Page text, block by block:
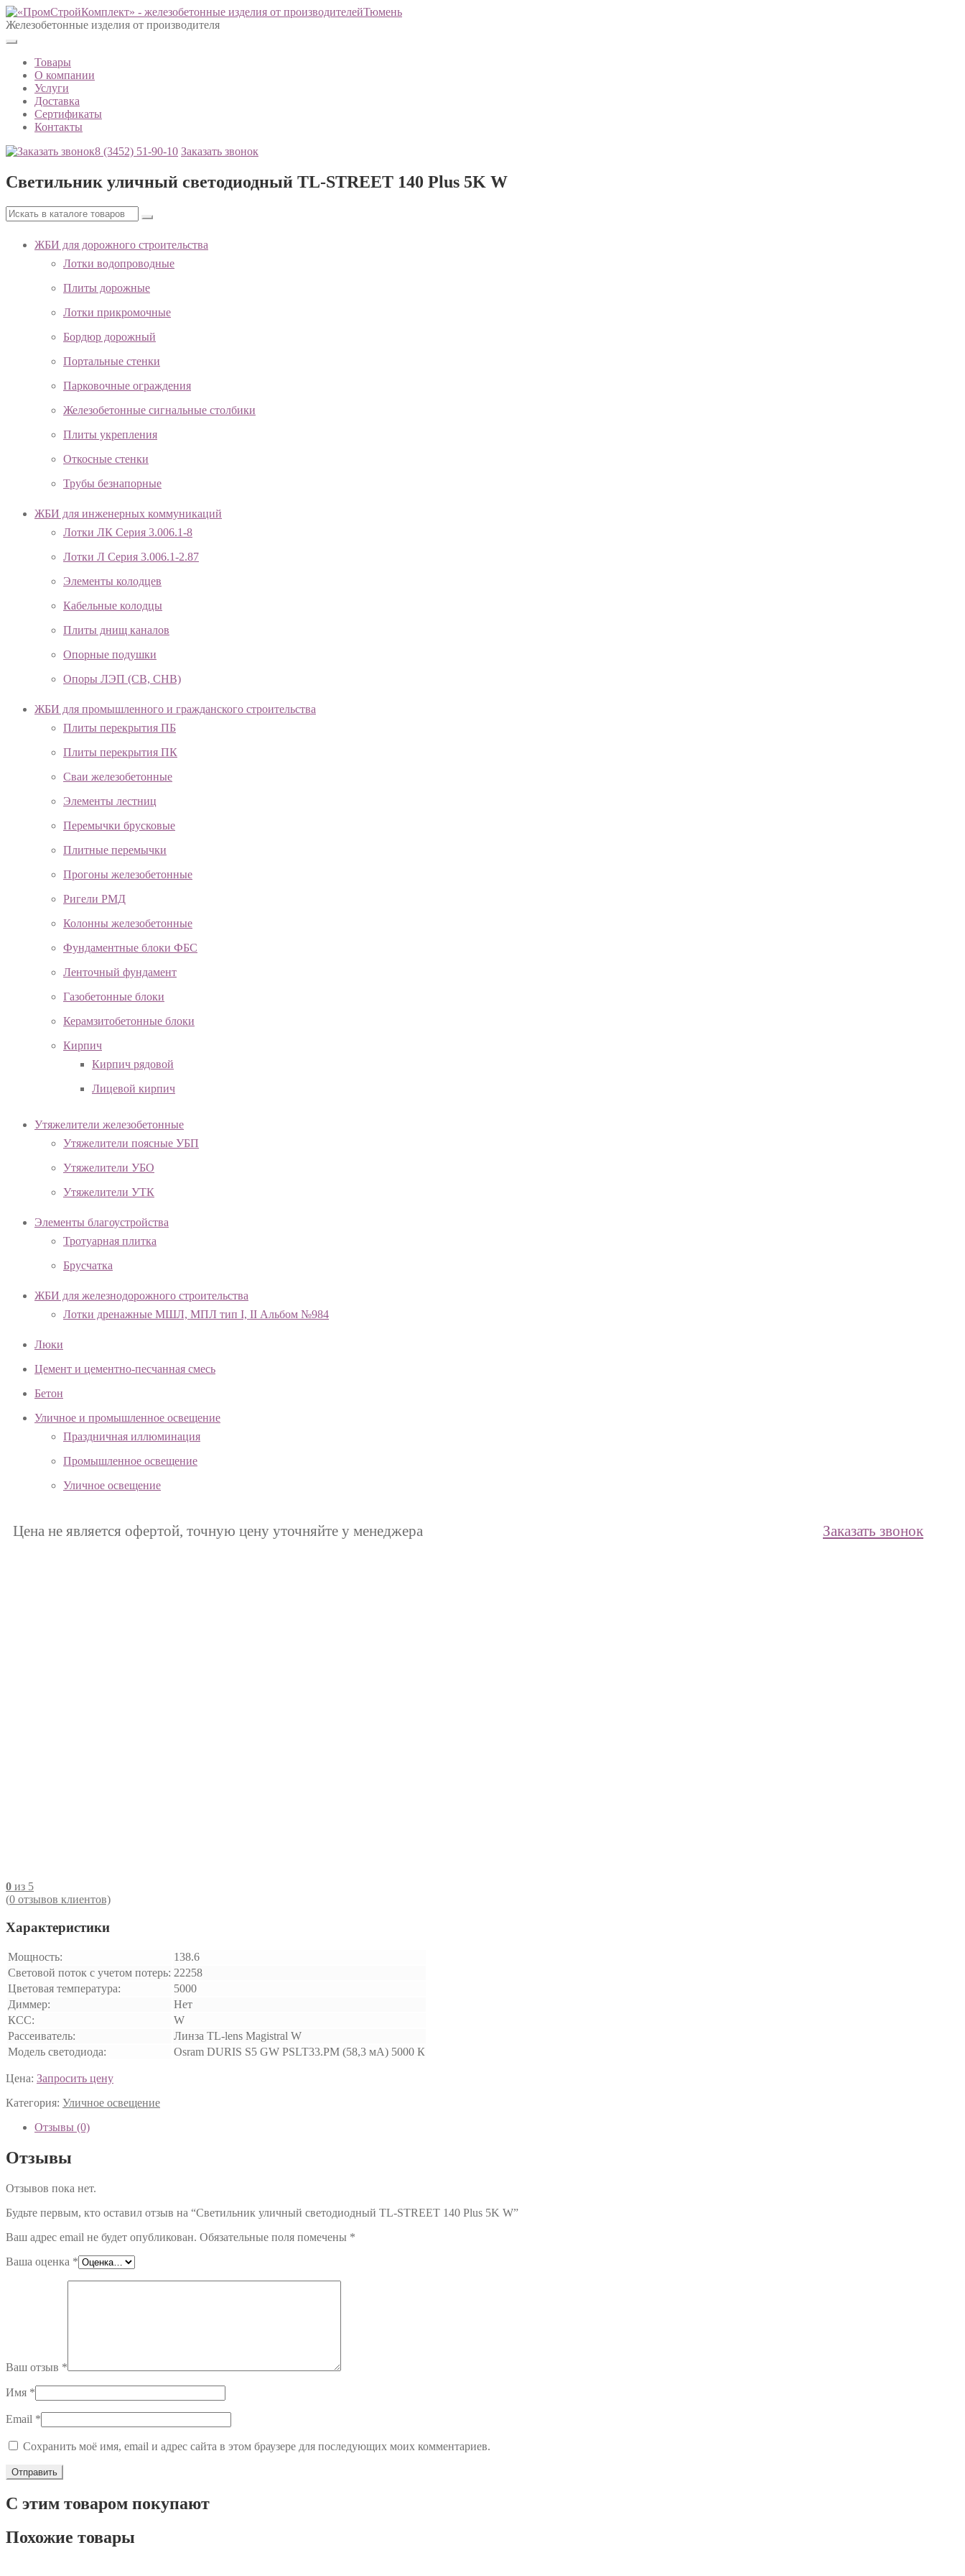
Тюмень
Железобетонные изделия от производителя
Товары
О компании
Услуги
Доставка
Сертификаты
Контакты
8 (3452) 51-90-10 Заказать звонок
Светильник уличный светодиодный TL-STREET 140 Plus 5K W
ЖБИ для дорожного строительства
Лотки водопроводные
Плиты дорожные
Лотки прикромочные
Бордюр дорожный
Портальные стенки
Парковочные ограждения
Железобетонные сигнальные столбики
Плиты укрепления
Откосные стенки
Трубы безнапорные
ЖБИ для инженерных коммуникаций
Лотки ЛК Серия 3.006.1-8
Лотки Л Серия 3.006.1-2.87
Элементы колодцев
Кабельные колодцы
Плиты днищ каналов
Опорные подушки
Опоры ЛЭП (СВ, СНВ)
ЖБИ для промышленного и гражданского строительства
Плиты перекрытия ПБ
Плиты перекрытия ПК
Сваи железобетонные
Элементы лестниц
Перемычки брусковые
Плитные перемычки
Прогоны железобетонные
Ригели РМД
Колонны железобетонные
Фундаментные блоки ФБС
Ленточный фундамент
Газобетонные блоки
Керамзитобетонные блоки
Кирпич
Кирпич рядовой
Лицевой кирпич
Утяжелители железобетонные
Утяжелители поясные УБП
Утяжелители УБО
Утяжелители УТК
Элементы благоустройства
Тротуарная плитка
Брусчатка
ЖБИ для железнодорожного строительства
Лотки дренажные МШЛ, МПЛ тип I, II Альбом №984
Люки
Цемент и цементно-песчанная смесь
Бетон
Уличное и промышленное освещение
Праздничная иллюминация
Промышленное освещение
Уличное освещение
Цена не является офертой, точную цену уточняйте у менеджера Заказать звонок
0 из 5
(0 отзывов клиентов)
Характеристики
Мощность:
138.6
Световой поток с учетом потерь: 22258
Цветовая температура:
5000
Диммер:
Нет
КСС:
W
Рассеиватель:
Линза TL-lens Magistral W
Модель светодиода:
Osram DURIS S5 GW PSLT33.PM (58,3 мА) 5000 К
Цена: Запросить цену
Категория: Уличное освещение
Отзывы (0)
Отзывы
Отзывов пока нет.
Будьте первым, кто оставил отзыв на “Светильник уличный светодиодный TL-STREET 140 Plus 5K W”
Ваш адрес email не будет опубликован. Обязательные поля помечены *
Ваша оценка *
Ваш отзыв *
Имя *
Email *
Сохранить моё имя, email и адрес сайта в этом браузере для последующих моих комментариев.
С этим товаром покупают
Похожие товары